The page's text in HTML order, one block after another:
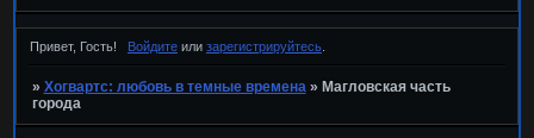
Привет, Гость! Войдитеили зарегистрируйтесь.
» Хогвартс: любовь в темные времена » Магловская часть
города